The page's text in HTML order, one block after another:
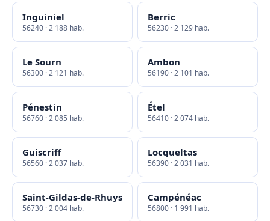
Inguiniel
56240 · 2 188 hab.
Berric
56230 · 2 129 hab.
Le Sourn
56300 · 2 121 hab.
Ambon
56190 · 2 101 hab.
Pénestin
56760 · 2 085 hab.
Étel
56410 · 2 074 hab.
Guiscriff
56560 · 2 037 hab.
Locqueltas
56390 · 2 031 hab.
Saint-Gildas-de-Rhuys
56730 · 2 004 hab.
Campénéac
56800 · 1 991 hab.